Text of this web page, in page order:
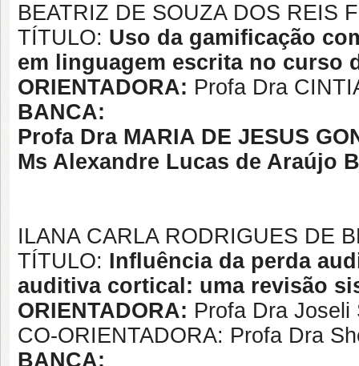
BEATRIZ DE SOUZA DOS REIS
TÍTULO: Uso da gamificação
em linguagem escrita no curso
ORIENTADORA: Profa Dra
BANCA:
Profa Dra MARIA DE JESUS
Ms Alexandre Lucas de Araújo
ILANA CARLA RODRIGUES DE
TÍTULO: Influência da perda
auditiva cortical: uma revisão
ORIENTADORA: Profa Dra
CO-ORIENTADORA: Profa Dra
BANCA: